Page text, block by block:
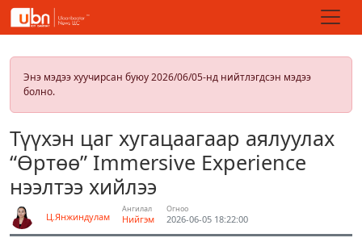
Энэ мэдээ хуучирсан буюу 2026/06/05-нд нийтлэгдсэн мэдээ
болно.
Түүхэн цаг хугацаагаар аялуулах
“Өртөө” Immersive Experience
нээлтээ хийлээ
Ц.Янжиндулам
Ангилал
Нийгэм
Огноо
2026-06-05 18:22:00